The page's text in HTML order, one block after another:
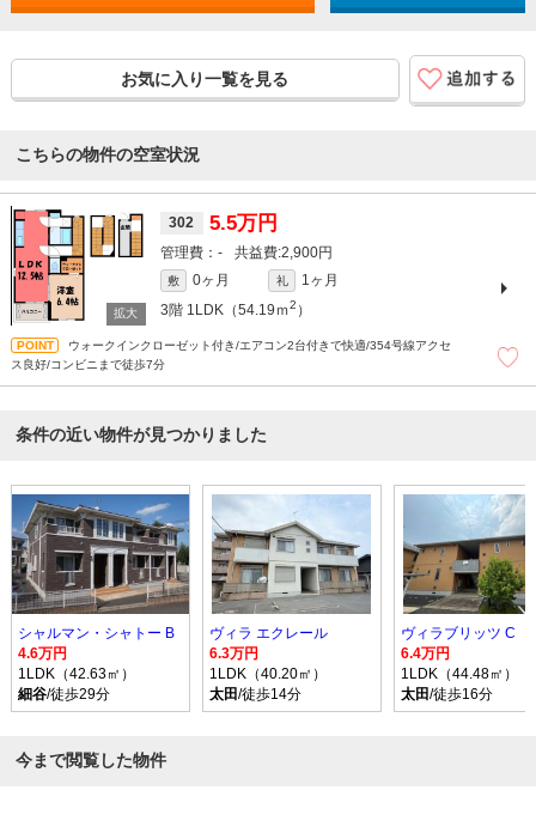
お気に入り一覧を見る
こちらの物件の空室状況
302 5.5万円
- 2,900円
敷 0ヶ月 礼
1ヶ月
3階 1LDK（54.19ｍ2 ）
ウォークインクローゼット付き/エアコン2台付きで快適/354号線アクセ
ス良好/コンビニまで徒歩7分
条件の近い物件が見つかりました
シャルマン・シャトー B
4.6万円
1LDK（42.63㎡）
細谷/徒歩29分
ヴィラ エクレール
6.3万円
1LDK（40.20㎡）
太田/徒歩14分
ヴィラブリッツ C
6.4万円
1LDK（44.48㎡）
太田/徒歩16分
今まで閲覧した物件